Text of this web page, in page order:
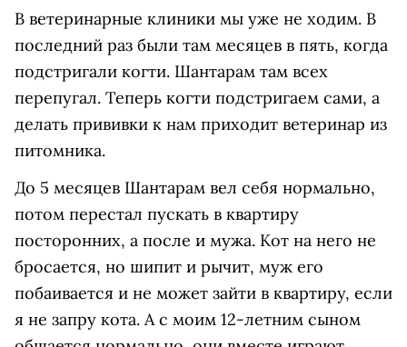
В ветеринарные клиники мы уже не ходим. В
последний раз были там месяцев в пять, когда
подстригали когти. Шантарам там всех
перепугал. Теперь когти подстригаем сами, а
делать прививки к нам приходит ветеринар из
питомника.
До 5 месяцев Шантарам вел себя нормально,
потом перестал пускать в квартиру
посторонних, а после и мужа. Кот на него не
бросается, но шипит и рычит, муж его
побаивается и не может зайти в квартиру, если
я не запру кота. А с моим 12-летним сыном